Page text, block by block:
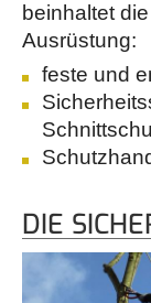
beinhaltet
Ausrüstung:
feste und
DIE